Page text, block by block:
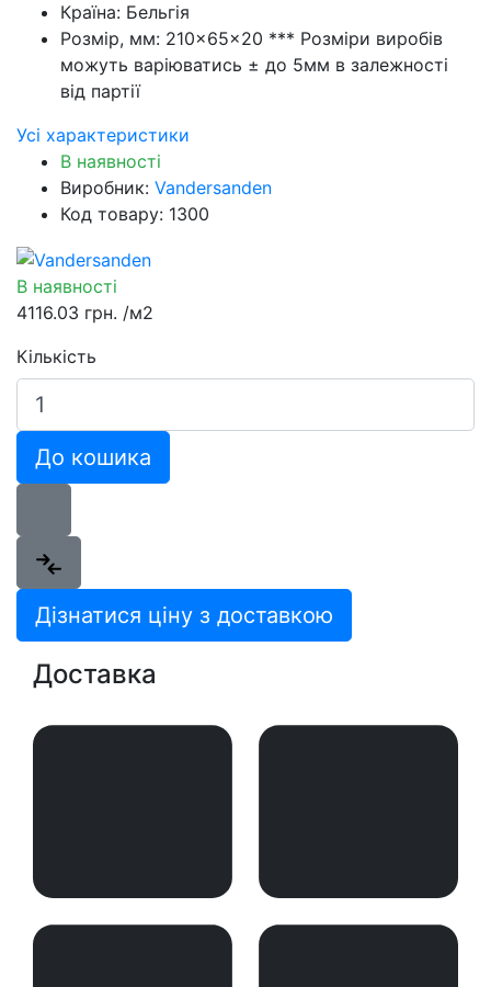
Країна: Бельгія
Розмір, мм: 210×65×20 *** Розміри виробів
можуть варіюватись ± до 5мм в залежності
від партії
Усі характеристики
В наявності
Виробник: Vandersanden
Код товару: 1300
В наявності
4116.03 грн. /м2
Кількість
До кошика
Дізнатися ціну з доставкою
Доставка